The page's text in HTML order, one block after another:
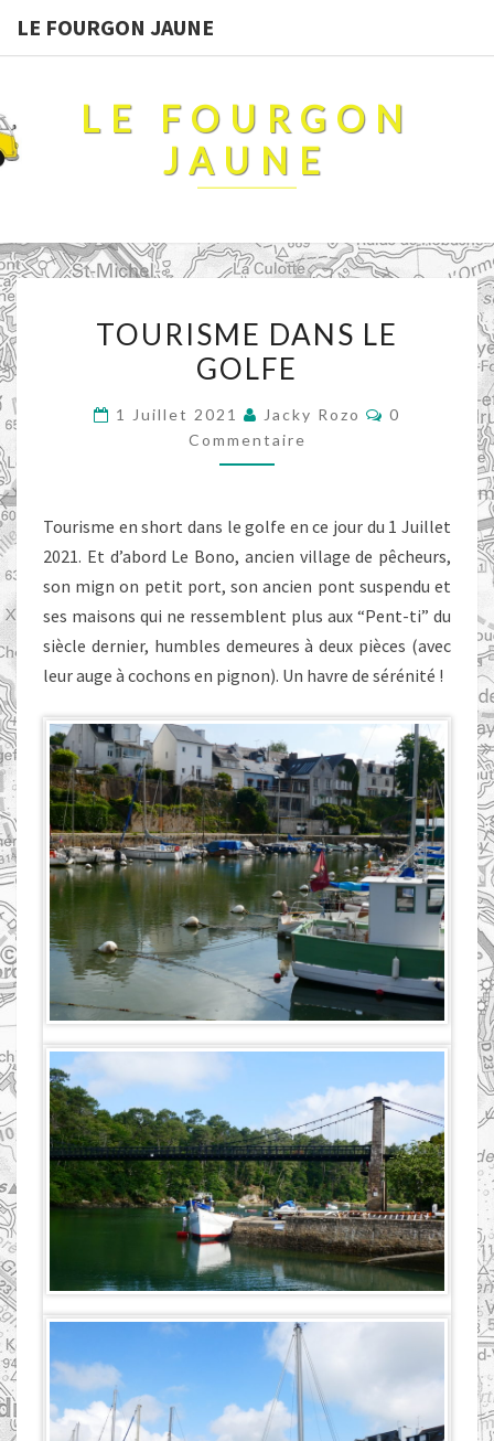
LE FOURGON JAUNE
LE FOURGON
JAUNE
DANS
LE
TOURISME DANS LE
GOLFE
1 Juillet 2021 Jacky Rozo
0
Commentaire
Tourisme en short dans le golfe en ce jour du 1 Juillet
2021. Et d’abord Le Bono, ancien village de pêcheurs,
son mign on petit port, son ancien pont suspendu et
ses maisons qui ne ressemblent plus aux “Pent-ti” du
siècle dernier, humbles demeures à deux pièces (avec
leur auge à cochons en pignon). Un havre de sérénité !